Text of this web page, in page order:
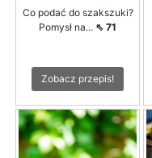
Co podać do szakszuki?
Pomysł na... ⇖ 71
Zobacz przepis!